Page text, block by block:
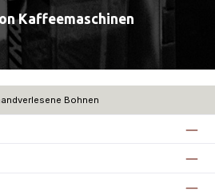
Kaffeemaschinen
Bohnen